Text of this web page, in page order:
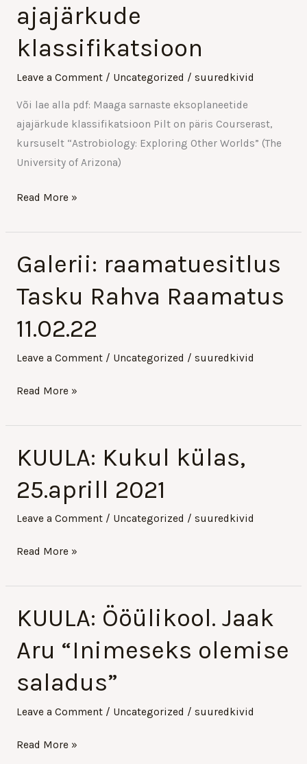
ajajärkude
klassifikatsioon
Leave a Comment / Uncategorized / suuredkivid
Või lae alla pdf: Maaga sarnaste eksoplaneetide
ajajärkude klassifikatsioon Pilt on päris Courserast,
kursuselt “Astrobiology: Exploring Other Worlds” (The
University of Arizona)
klassifikatsioon
Read More »
Galerii: raamatuesitlus
Tasku Rahva Raamatus
11.02.22
Leave a Comment / Uncategorized / suuredkivid
Galerii:
Tasku
Raamatus
11.02.22
Read More »
KUULA: Kukul külas,
25.aprill 2021
Leave a Comment / Uncategorized / suuredkivid
KUULA:
Kukul
külas,
Read More »
KUULA: Ööülikool. Jaak
Aru “Inimeseks olemise
saladus”
Leave a Comment / Uncategorized / suuredkivid
KUULA:
Ööülikool.
Jaak
“Inimeseks
olemise
Read More »